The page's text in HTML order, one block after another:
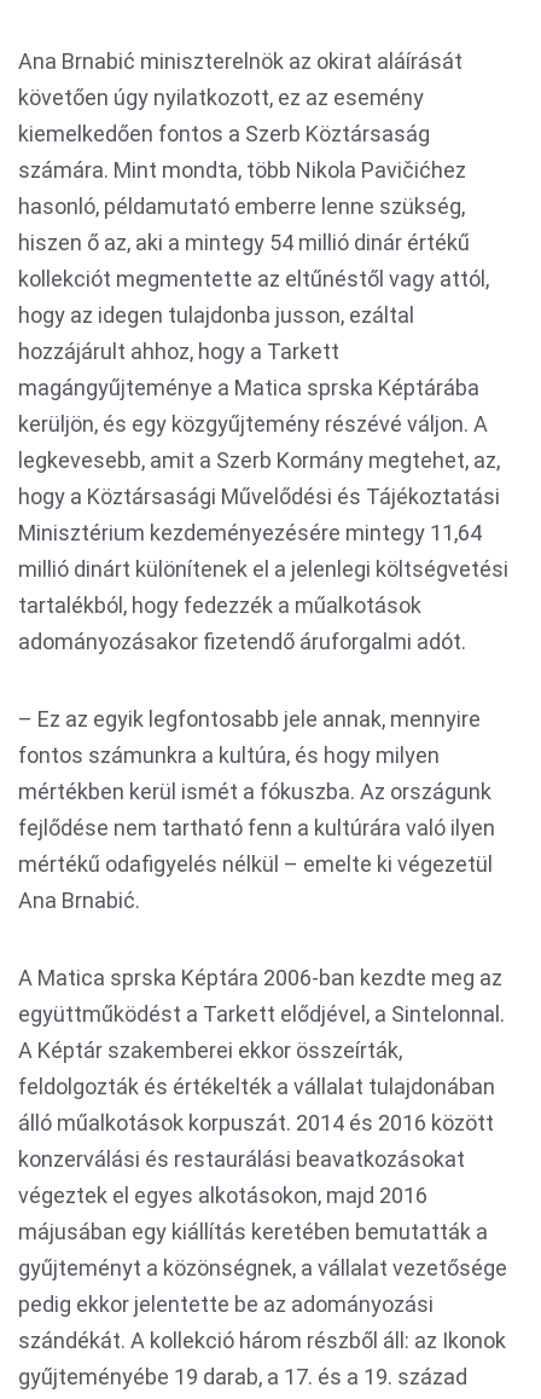
Ana Brnabić miniszterelnök az okirat aláírását
követően úgy nyilatkozott, ez az esemény
kiemelkedően fontos a Szerb Köztársaság
számára. Mint mondta, több Nikola Pavičićhez
hasonló, példamutató emberre lenne szükség,
hiszen ő az, aki a mintegy 54 millió dinár értékű
kollekciót megmentette az eltűnéstől vagy attól,
hogy az idegen tulajdonba jusson, ezáltal
hozzájárult ahhoz, hogy a Tarkett
magángyűjteménye a Matica sprska Képtárába
kerüljön, és egy közgyűjtemény részévé váljon. A
legkevesebb, amit a Szerb Kormány megtehet, az,
hogy a Köztársasági Művelődési és Tájékoztatási
Minisztérium kezdeményezésére mintegy 11,64
millió dinárt különítenek el a jelenlegi költségvetési
tartalékból, hogy fedezzék a műalkotások
adományozásakor fizetendő áruforgalmi adót.
– Ez az egyik legfontosabb jele annak, mennyire
fontos számunkra a kultúra, és hogy milyen
mértékben kerül ismét a fókuszba. Az országunk
fejlődése nem tartható fenn a kultúrára való ilyen
mértékű odafigyelés nélkül – emelte ki végezetül
Ana Brnabić.
A Matica sprska Képtára 2006-ban kezdte meg az
együttműködést a Tarkett elődjével, a Sintelonnal.
A Képtár szakemberei ekkor összeírták,
feldolgozták és értékelték a vállalat tulajdonában
álló műalkotások korpuszát. 2014 és 2016 között
konzerválási és restaurálási beavatkozásokat
végeztek el egyes alkotásokon, majd 2016
májusában egy kiállítás keretében bemutatták a
gyűjteményt a közönségnek, a vállalat vezetősége
pedig ekkor jelentette be az adományozási
szándékát. A kollekció három részből áll: az Ikonok
gyűjteményébe 19 darab, a 17. és a 19. század